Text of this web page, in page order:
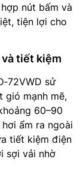
nút bấm và
tiện lợi cho
tiết kiệm
sử
gió mạnh mẽ,
60–90
ẩm ra ngoài
tiết kiệm điện
sợi vải nhờ